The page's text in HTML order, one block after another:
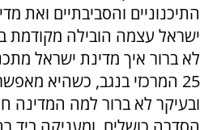
התיכנוניים והסביבתיים ואת
ישראל עצמה הובילה מקודמת
לא ברור איך מדינת ישראל
25 המרכזי בנגב, כשהיא
ובעיקר לא ברור למה המדינה